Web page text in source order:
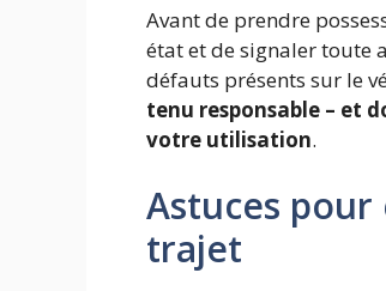
Avant de prendre
état et de signaler toute
défauts présents sur le
tenu responsable – et
votre utilisation.
Astuces
trajet